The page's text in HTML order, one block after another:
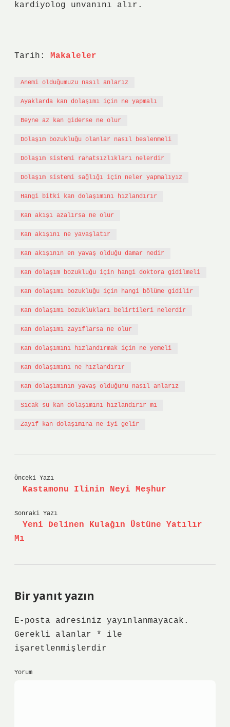
kardiyolog unvanını alır.
Tarih: Makaleler
Anemi olduğumuzu nasıl anlarız
Ayaklarda kan dolaşımı için ne yapmalı
Beyne az kan giderse ne olur
Dolaşım bozukluğu olanlar nasıl beslenmeli
Dolaşım sistemi rahatsızlıkları nelerdir
Dolaşım sistemi sağlığı için neler yapmalıyız
Hangi bitki kan dolaşımını hızlandırır
Kan akışı azalırsa ne olur
Kan akışını ne yavaşlatır
Kan akışının en yavaş olduğu damar nedir
Kan dolaşım bozukluğu için hangi doktora gidilmeli
Kan dolaşımı bozukluğu için hangi bölüme gidilir
Kan dolaşımı bozuklukları belirtileri nelerdir
Kan dolaşımı zayıflarsa ne olur
Kan dolaşımını hızlandırmak için ne yemeli
Kan dolaşımını ne hızlandırır
Kan dolaşımının yavaş olduğunu nasıl anlarız
Sıcak su kan dolaşımını hızlandırır mı
Zayıf kan dolaşımına ne iyi gelir
Önceki Yazı
Kastamonu Ilinin Neyi Meşhur
Sonraki Yazı
Yeni Delinen Kulağın Üstüne Yatılır
Mı
Bir yanıt yazın
E-posta adresiniz yayınlanmayacak.
Gerekli alanlar
*
ile
işaretlenmişlerdir
Yorum